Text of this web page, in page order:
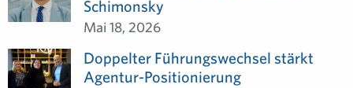
Schimonsky
Mai 18, 2026
Doppelter Führungswechsel stärkt
Agentur-Positionierung